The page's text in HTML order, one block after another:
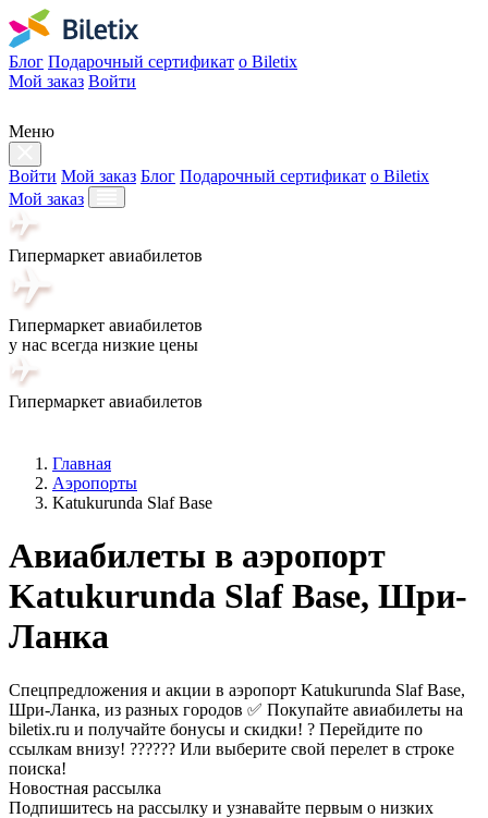
Блог Подарочный сертификат о Biletix
Мой заказ Войти
Меню
Войти Мой заказ Блог Подарочный сертификат о Biletix
Мой заказ
Гипермаркет авиабилетов
Гипермаркет авиабилетов
у нас всегда низкие цены
Гипермаркет авиабилетов
Главная
Аэропорты
Katukurunda Slaf Base
Авиабилеты в аэропорт
Katukurunda Slaf Base, Шри-
Ланка
Спецпредложения и акции в аэропорт Katukurunda Slaf Base,
Шри-Ланка, из разных городов ✅ Покупайте авиабилеты на
biletix.ru и получайте бонусы и скидки! ? Перейдите по
ссылкам внизу! ?????? Или выберите свой перелет в строке
поиска!
Новостная рассылка
Подпишитесь на рассылку и узнавайте первым о низких